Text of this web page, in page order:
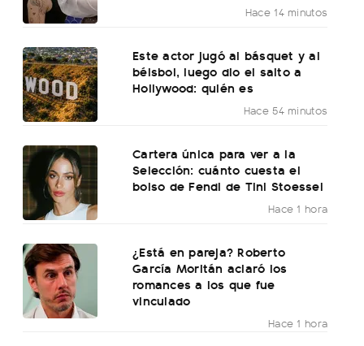
Hace 14 minutos
Este actor jugó al básquet y al
béisbol, luego dio el salto a
Hollywood: quién es
Hace 54 minutos
Cartera única para ver a la
Selección: cuánto cuesta el
bolso de Fendi de Tini Stoessel
Hace 1 hora
¿Está en pareja? Roberto
García Moritán aclaró los
romances a los que fue
vinculado
Hace 1 hora